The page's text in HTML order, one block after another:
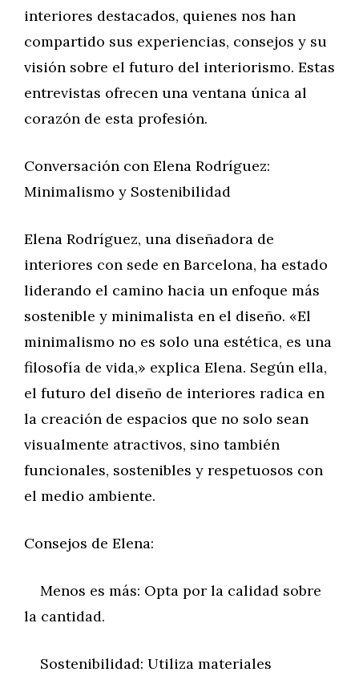
interiores destacados, quienes nos han
compartido sus experiencias, consejos y su
visión sobre el futuro del interiorismo. Estas
entrevistas ofrecen una ventana única al
corazón de esta profesión.
Conversación con Elena Rodríguez:
Minimalismo y Sostenibilidad
Elena Rodríguez, una diseñadora de
interiores con sede en Barcelona, ha estado
liderando el camino hacia un enfoque más
sostenible y minimalista en el diseño. «El
minimalismo no es solo una estética, es una
filosofía de vida,» explica Elena. Según ella,
el futuro del diseño de interiores radica en
la creación de espacios que no solo sean
visualmente atractivos, sino también
funcionales, sostenibles y respetuosos con
el medio ambiente.
Consejos de Elena:
Menos es más: Opta por la calidad sobre
la cantidad.
Sostenibilidad: Utiliza materiales